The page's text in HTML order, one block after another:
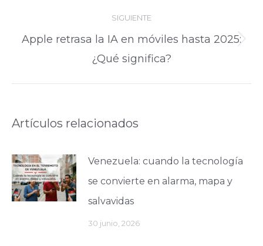
SIGUIENTE
siguiente:
Apple retrasa la IA en móviles hasta 2025:
¿Qué significa?
Artículos relacionados
Venezuela: cuando la tecnología
se convierte en alarma, mapa y
salvavidas
30 junio, 2026